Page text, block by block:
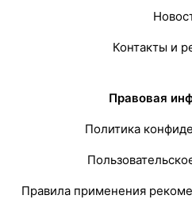
Контакты и
Правовая
Политика
Правила применения